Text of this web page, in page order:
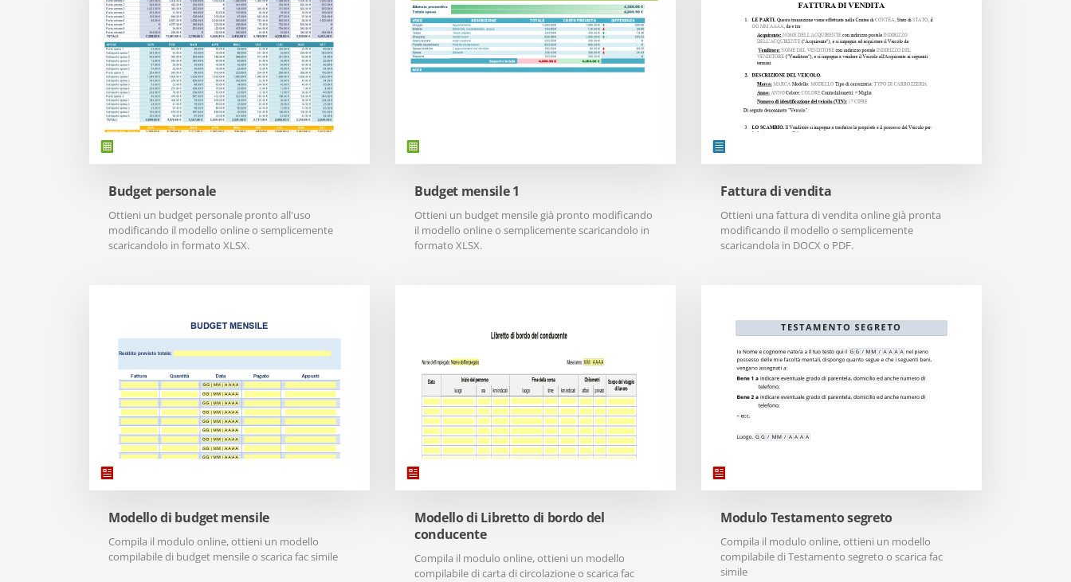
Budget personale
Ottieni un budget personale pronto all'uso
modificando il modello online o semplicemente
scaricandolo in formato XLSX.
Budget mensile 1
Ottieni un budget mensile già pronto modificando
il modello online o semplicemente scaricandolo in
formato XLSX.
Fattura di vendita
Ottieni una fattura di vendita online già pronta
modificando il modello o semplicemente
scaricandola in DOCX o PDF.
Modello di budget mensile
Compila il modulo online, ottieni un modello
compilabile di budget mensile o scarica fac simile
Modello di Libretto di bordo del
conducente
Compila il modulo online, ottieni un modello
compilabile di carta di circolazione o scarica fac
Modulo Testamento segreto
Compila il modulo online, ottieni un modello
compilabile di Testamento segreto o scarica fac
simile